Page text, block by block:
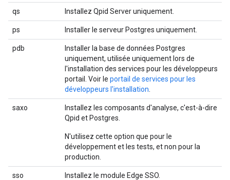
qs Installez Qpid Server uniquement.
ps Installer le serveur Postgres uniquement.
pdb
Installer la base de données Postgres
uniquement, utilisée uniquement lors de
l'installation des services pour les développeurs
portail. Voir le portail de services pour les
développeurs l'installation
saxo
Installez les composants d'analyse, c'est-à-dire
Qpid et Postgres.
N'utilisez cette option que pour le
développement et les tests, et non pour la
production.
sso Installez le module Edge SSO.